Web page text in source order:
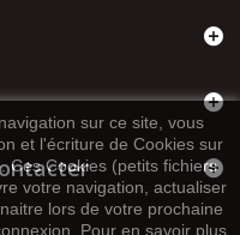
sur ce site, vous
et l'écriture de Cookies sur
Ces Cookies (petits fichiers
votre navigation, actualiser
lors de votre prochaine
Pour en savoir plus